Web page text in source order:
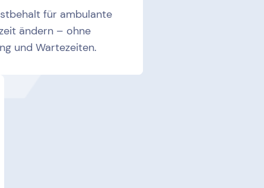
für ambulante
ändern – ohne
und Wartezeiten.